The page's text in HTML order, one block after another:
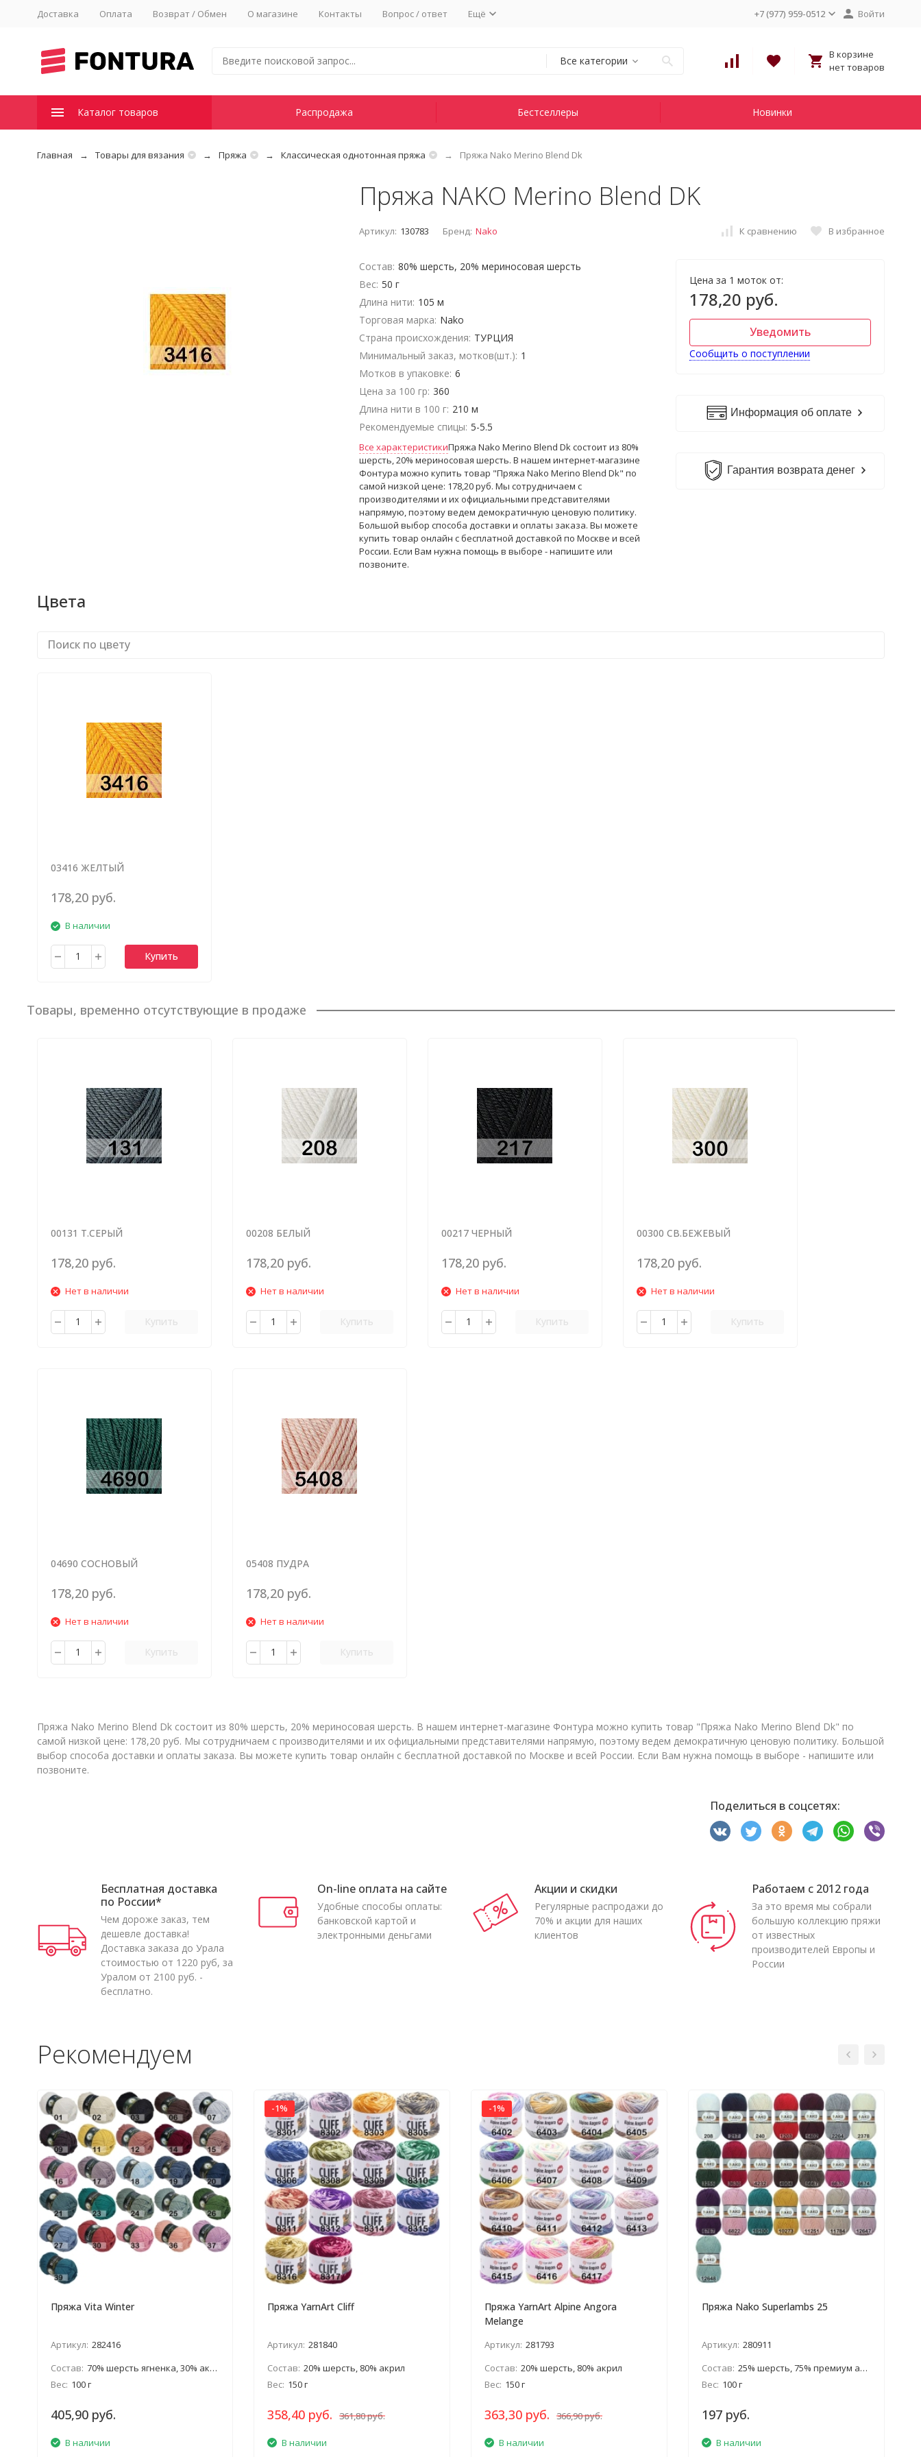
Доставка Оплата Возврат / Обмен О магазине Контакты Вопрос / ответ Ещё +7 (977) 959-0512 Войти
Все категории
В корзине
нет товаров
Каталог товаров Распродажа Бестселлеры Новинки
Главная Товары для вязания Пряжа Классическая однотонная пряжа Пряжа Nako Merino Blend Dk
Пряжа NAKO Merino Blend DK
Артикул: 130783 Бренд: Nako К сравнению В избранное
Состав: 80% шерсть, 20% мериносовая шерсть
Вес: 50 г
Длина нити: 105 м
Торговая марка: Nako
Страна происхождения: ТУРЦИЯ
Минимальный заказ, мотков(шт.): 1
Мотков в упаковке: 6
Цена за 100 гр: 360
Длина нити в 100 г: 210 м
Рекомендуемые спицы: 5-5.5
Все характеристикиПряжа Nako Merino Blend Dk состоит из 80%
шерсть, 20% мериносовая шерсть. В нашем интернет-магазине
Фонтура можно купить товар "Пряжа Nako Merino Blend Dk" по
самой низкой цене: 178,20 руб. Мы сотрудничаем с
производителями и их официальными представителями
напрямую, поэтому ведем демократичную ценовую политику.
Большой выбор способа доставки и оплаты заказа. Вы можете
купить товар онлайн с бесплатной доставкой по Москве и всей
России. Если Вам нужна помощь в выборе - напишите или
позвоните.
Цена за 1 моток от:
178,20 руб.
Уведомить
Сообщить о поступлении
Информация об оплате
Гарантия возврата денег
Цвета
03416 ЖЕЛТЫЙ
178,20 руб.
В наличии
Купить
Товары, временно отсутствующие в продаже
00131 Т.СЕРЫЙ
178,20 руб.
Нет в наличии
Купить
00208 БЕЛЫЙ
178,20 руб.
Нет в наличии
Купить
00217 ЧЕРНЫЙ
178,20 руб.
Нет в наличии
Купить
00300 СВ.БЕЖЕВЫЙ
178,20 руб.
Нет в наличии
Купить
04690 СОСНОВЫЙ
178,20 руб.
Нет в наличии
Купить
05408 ПУДРА
178,20 руб.
Нет в наличии
Купить
Пряжа Nako Merino Blend Dk состоит из 80% шерсть, 20% мериносовая шерсть. В нашем интернет-магазине Фонтура можно купить товар "Пряжа Nako Merino Blend Dk" по
самой низкой цене: 178,20 руб. Мы сотрудничаем с производителями и их официальными представителями напрямую, поэтому ведем демократичную ценовую политику. Большой
выбор способа доставки и оплаты заказа. Вы можете купить товар онлайн с бесплатной доставкой по Москве и всей России. Если Вам нужна помощь в выборе - напишите или
позвоните.
Поделиться в соцсетях:
Бесплатная доставка
по России*
Чем дороже заказ, тем
дешевле доставка!
Доставка заказа до Урала
стоимостью от 1220 руб, за
Уралом от 2100 руб. -
бесплатно.
On-line оплата на сайте
Удобные способы оплаты:
банковской картой и
электронными деньгами
Акции и скидки
Регулярные распродажи до
70% и акции для наших
клиентов
Работаем с 2012 года
За это время мы собрали
большую коллекцию пряжи
от известных
производителей Европы и
России
Рекомендуем
Пряжа Vita Winter
Артикул: 282416
Состав: 70% шерсть ягненка, 30% акрил
Вес: 100 г
405,90 руб.
В наличии
-1%
Пряжа YarnArt Cliff
Артикул: 281840
Состав: 20% шерсть, 80% акрил
Вес: 150 г
358,40 руб. 361,80 руб.
В наличии
-1%
Пряжа YarnArt Alpine Angora
Melange
Артикул: 281793
Состав: 20% шерсть, 80% акрил
Вес: 150 г
363,30 руб. 366,90 руб.
В наличии
Пряжа Nako Superlambs 25
Артикул: 280911
Состав: 25% шерсть, 75% премиум акрил
Вес: 100 г
197 руб.
В наличии